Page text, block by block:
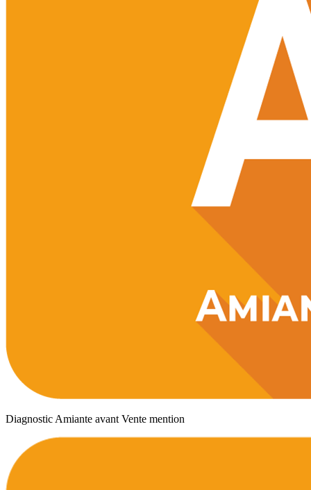
Diagnostic Amiante avant Vente mention